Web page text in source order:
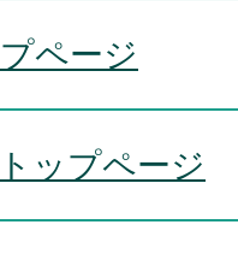
ページ
ップページ